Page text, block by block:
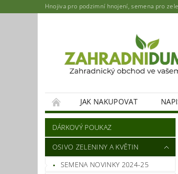
Hnojiva pro podzimní hnojení, semena pro
JAK NAKUPOVAT
DÁRKOVÝ POUKAZ
OSIVO ZELENINY A KVĚTIN
SEMENA NOVINKY 2024-25